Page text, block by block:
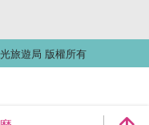
旅遊局 版權所有